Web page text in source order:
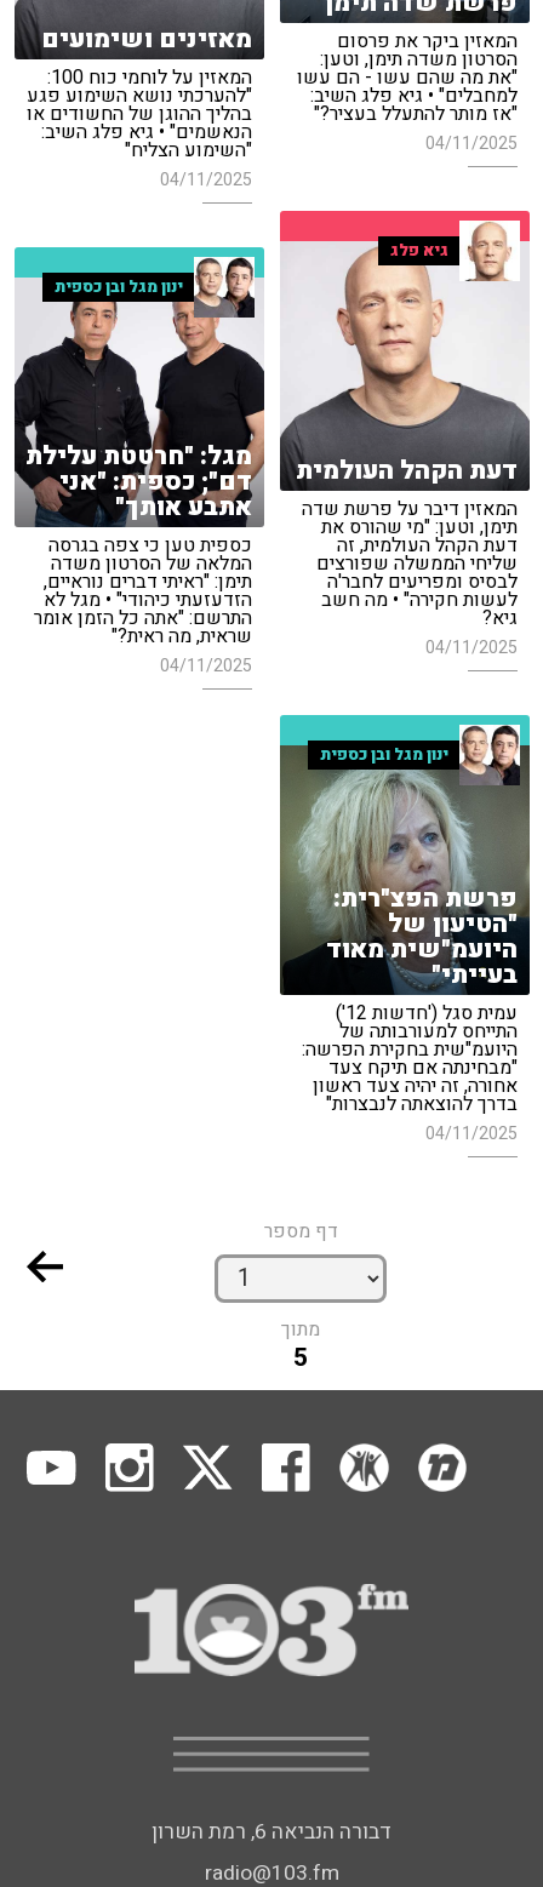
המאזין ביקר את פרסום
הסרטון משדה תימן, וטען:
"את מה שהם עשו - הם עשו
למחבלים" • גיא פלג השיב:
"אז מותר להתעלל בעציר?"
04/11/2025
מאזינים ושימועים
המאזין על לוחמי כוח 100:
"להערכתי נושא השימוע פגע
בהליך ההוגן של החשודים או
הנאשמים" • גיא פלג השיב:
"השימוע הצליח"
04/11/2025
גיא פלג
דעת הקהל העולמית
המאזין דיבר על פרשת שדה
תימן, וטען: "מי שהורס את
דעת הקהל העולמית, זה
שליחי הממשלה שפורצים
לבסיס ומפריעים לחבר'ה
לעשות חקירה" • מה חשב
גיא?
04/11/2025
ינון מגל ובן כספית
מגל: "חרטטת עלילת
דם"; כספית: "אני
אתבע אותך"
כספית טען כי צפה בגרסה
המלאה של הסרטון משדה
תימן: "ראיתי דברים נוראיים,
הזדעזעתי כיהודי" • מגל לא
התרשם: "אתה כל הזמן אומר
שראית, מה ראית?"
04/11/2025
ינון מגל ובן כספית
פרשת הפצ"רית:
"הטיעון של
היועמ"שית מאוד
בעייתי"
עמית סגל ('חדשות 12')
התייחס למעורבותה של
היועמ"שית בחקירת הפרשה:
"מבחינתה אם תיקח צעד
אחורה, זה יהיה צעד ראשון
בדרך להוצאתה לנבצרות"
04/11/2025
דף מספר
מתוך
5
דבורה הנביאה 6, רמת השרון
radio@103.fm